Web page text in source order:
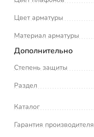
Цвет арматуры
Материал арматуры
Дополнительно
Степень защиты
Раздел
Каталог
Гарантия производителя